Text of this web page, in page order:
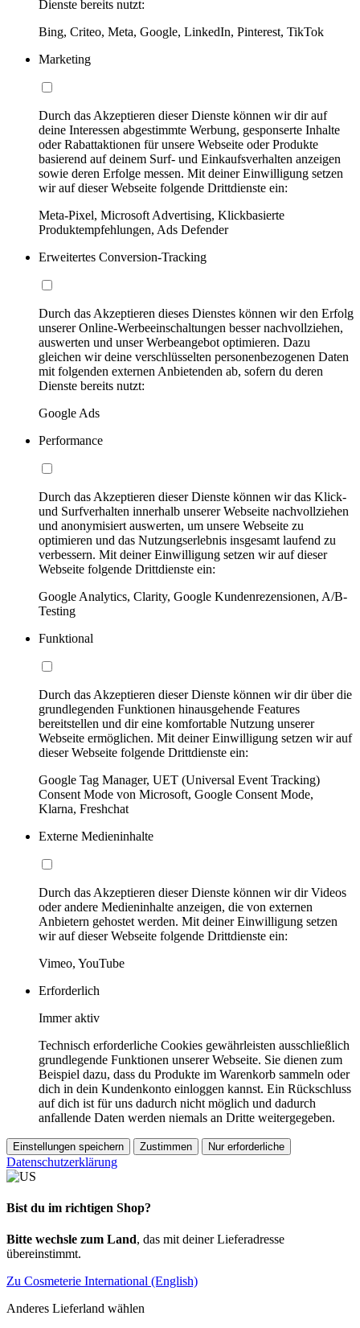
Dienste bereits nutzt:
Bing, Criteo, Meta, Google, LinkedIn, Pinterest, TikTok
Marketing
Durch das Akzeptieren dieser Dienste können wir dir auf
deine Interessen abgestimmte Werbung, gesponserte Inhalte
oder Rabattaktionen für unsere Webseite oder Produkte
basierend auf deinem Surf- und Einkaufsverhalten anzeigen
sowie deren Erfolge messen. Mit deiner Einwilligung setzen
wir auf dieser Webseite folgende Drittdienste ein:
Meta-Pixel, Microsoft Advertising, Klickbasierte
Produktempfehlungen, Ads Defender
Erweitertes Conversion-Tracking
Durch das Akzeptieren dieses Dienstes können wir den Erfolg
unserer Online-Werbeeinschaltungen besser nachvollziehen,
auswerten und unser Werbeangebot optimieren. Dazu
gleichen wir deine verschlüsselten personenbezogenen Daten
mit folgenden externen Anbietenden ab, sofern du deren
Dienste bereits nutzt:
Google Ads
Performance
Durch das Akzeptieren dieser Dienste können wir das Klick-
und Surfverhalten innerhalb unserer Webseite nachvollziehen
und anonymisiert auswerten, um unsere Webseite zu
optimieren und das Nutzungserlebnis insgesamt laufend zu
verbessern. Mit deiner Einwilligung setzen wir auf dieser
Webseite folgende Drittdienste ein:
Google Analytics, Clarity, Google Kundenrezensionen, A/B-
Testing
Funktional
Durch das Akzeptieren dieser Dienste können wir dir über die
grundlegenden Funktionen hinausgehende Features
bereitstellen und dir eine komfortable Nutzung unserer
Webseite ermöglichen. Mit deiner Einwilligung setzen wir auf
dieser Webseite folgende Drittdienste ein:
Google Tag Manager, UET (Universal Event Tracking)
Consent Mode von Microsoft, Google Consent Mode,
Klarna, Freshchat
Externe Medieninhalte
Durch das Akzeptieren dieser Dienste können wir dir Videos
oder andere Medieninhalte anzeigen, die von externen
Anbietern gehostet werden. Mit deiner Einwilligung setzen
wir auf dieser Webseite folgende Drittdienste ein:
Vimeo, YouTube
Erforderlich
Immer aktiv
Technisch erforderliche Cookies gewährleisten ausschließlich
grundlegende Funktionen unserer Webseite. Sie dienen zum
Beispiel dazu, dass du Produkte im Warenkorb sammeln oder
dich in dein Kundenkonto einloggen kannst. Ein Rückschluss
auf dich ist für uns dadurch nicht möglich und dadurch
anfallende Daten werden niemals an Dritte weitergegeben.
Einstellungen speichern Zustimmen Nur erforderliche
Datenschutzerklärung
Bist du im richtigen Shop?
Bitte wechsle zum Land, das mit deiner Lieferadresse
übereinstimmt.
Zu Cosmeterie International (English)
Anderes Lieferland wählen